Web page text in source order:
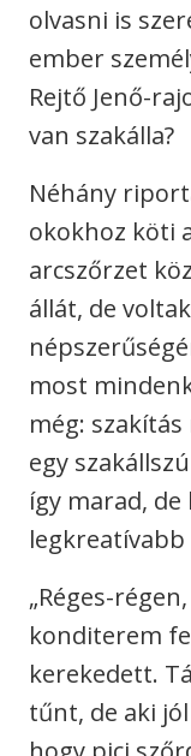
olvasni is
ember
Rejtő Jenő-
van szakálla?
Néhány
okokhoz köti
arcszőrzet
állát, de
most
még:
egy
így marad,
„Réges-
konditerem
kerekedett.
tűnt, de aki